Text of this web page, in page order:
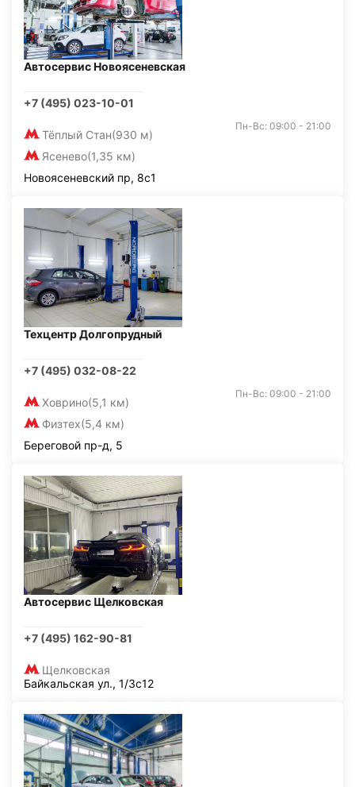
Автосервис Новоясеневская
+7 (495) 023-10-01
Тёплый Стан(930 м)
Ясенево(1,35 км)
Пн-Вс: 09:00 - 21:00
Новоясеневский пр, 8с1
Техцентр Долгопрудный
+7 (495) 032-08-22
Ховрино(5,1 км)
Физтех(5,4 км)
Пн-Вс: 09:00 - 21:00
Береговой пр-д, 5
Автосервис Щелковская
+7 (495) 162-90-81
Щелковская
Байкальская ул., 1/3с12